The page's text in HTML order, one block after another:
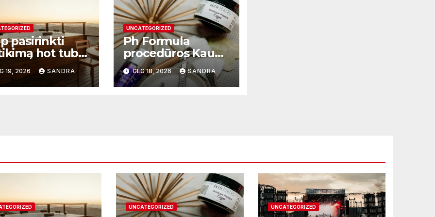
pasirinkti
hot tub
ir kodėl
19, 2026 SANDRA
UNCATEGORIZED
Ph Formula
procedūros Kaune
– moderni odos
atnaujinimo
sistema
GEG 18, 2026 SANDRA
UNCATEGORIZED UNCATEGORIZED